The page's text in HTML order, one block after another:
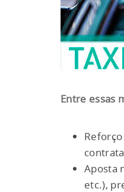
Entre essas
Aposta
etc.),